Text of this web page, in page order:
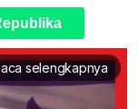
selengkapnya